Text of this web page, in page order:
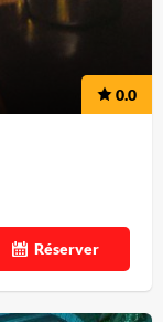
0.0
Réserver